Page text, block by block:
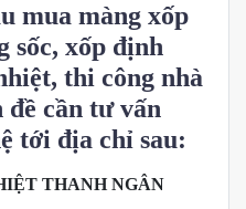
mua màng xốp
sốc, xốp định
thi công nhà
đề cần tư vấn
tới địa chỉ sau:
THANH NGÂN